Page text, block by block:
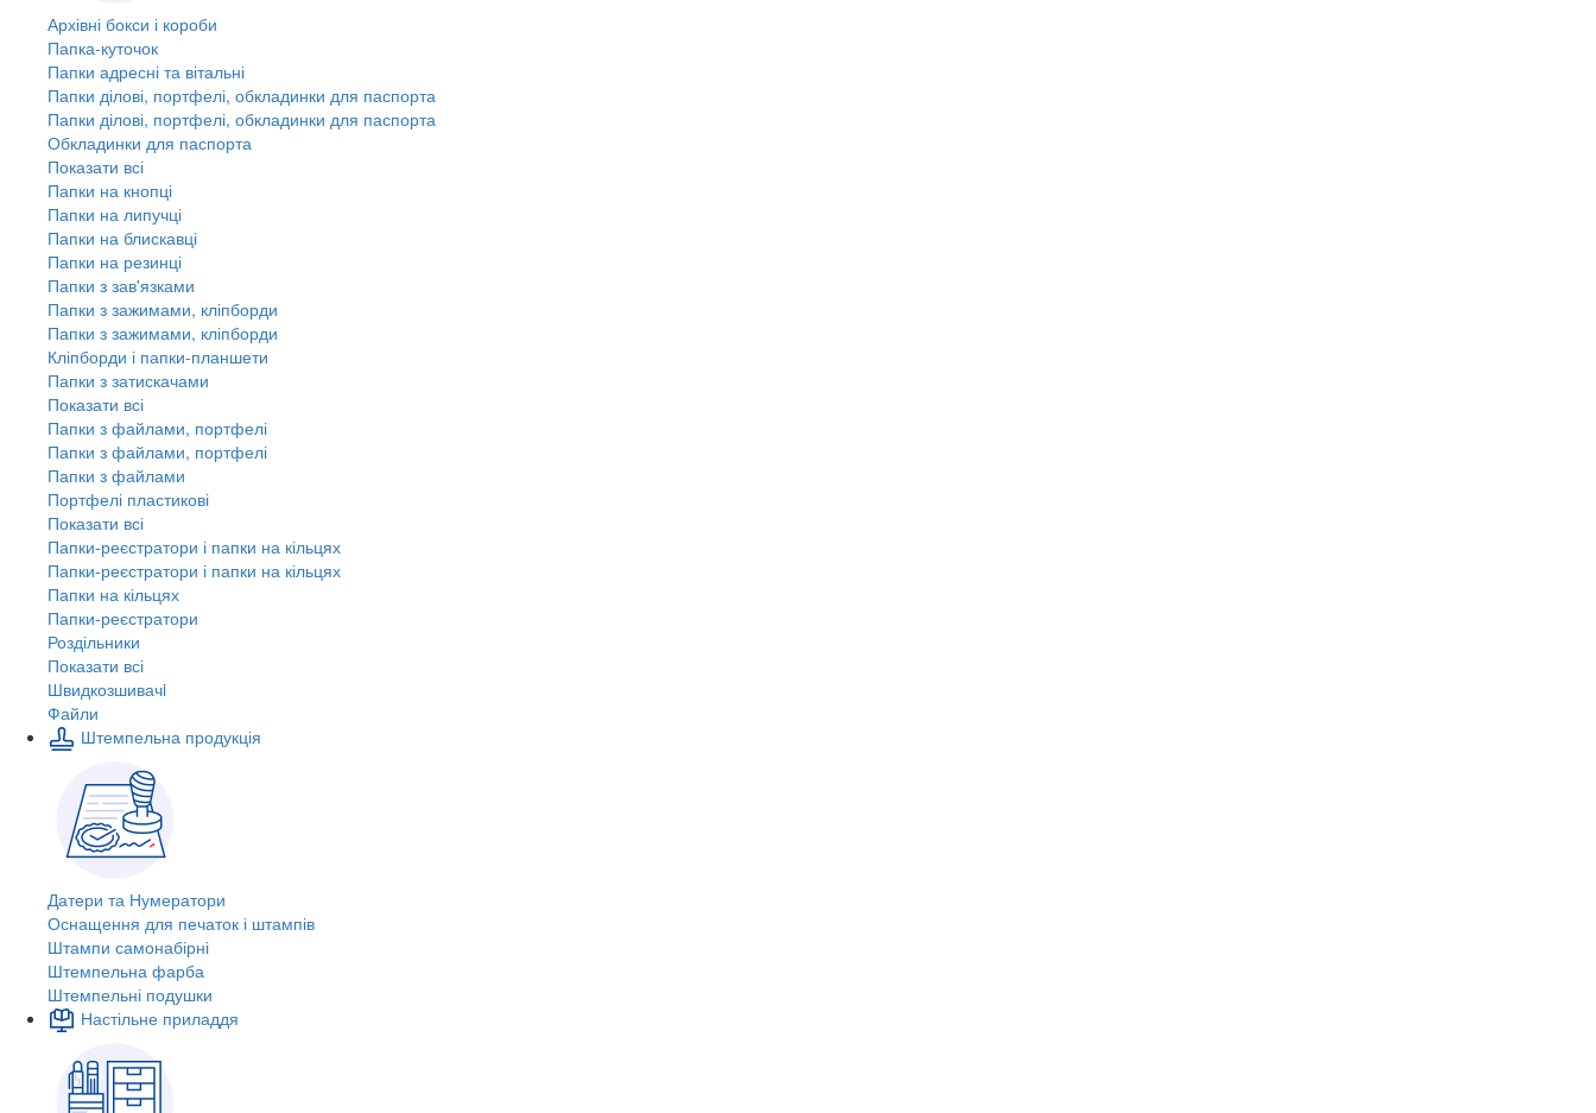
Архівні бокси і короби
Папка-куточок
Папки адресні та вітальні
Папки ділові, портфелі, обкладинки для паспорта
Папки ділові, портфелі, обкладинки для паспорта
Обкладинки для паспорта
Показати всі
Папки на кнопці
Папки на липучці
Папки на блискавці
Папки на резинці
Папки з зав'язками
Папки з зажимами, кліпборди
Папки з зажимами, кліпборди
Кліпборди і папки-планшети
Папки з затискачами
Показати всі
Папки з файлами, портфелі
Папки з файлами, портфелі
Папки з файлами
Портфелі пластикові
Показати всі
Папки-реєстратори і папки на кільцях
Папки-реєстратори і папки на кільцях
Папки на кільцях
Папки-реєстратори
Роздільники
Показати всі
Швидкозшивачi
Файли
Штемпельна продукція
Датери та Нумератори
Оснащення для печаток і штампів
Штампи самонабірні
Штемпельна фарба
Штемпельні подушки
Настільне приладдя